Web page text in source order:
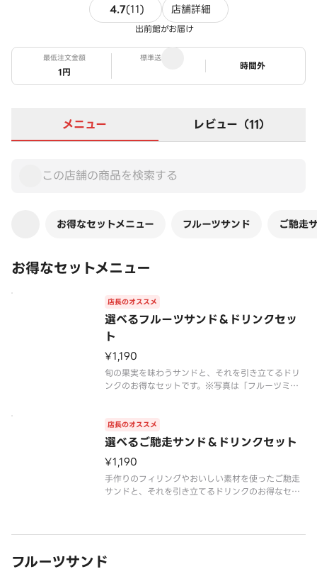
4.7(11)11件のレビュー
店舗詳細
出前館がお届け
最低注文金額
1円
標準送料
ステータス
時間外
メニュー レビュー（11）
お得なセットメニュー フルーツサンド ご馳走
お得なセットメニュー
選べるフルーツサンド＆ドリンクセッ
ト
店長のオススメ
¥1,190
旬の果実を味わうサンドと、それを引き立てるドリ
ンクのお得なセットです。※写真は「フルーツミッ
サンド」にフルーツは入っておりません。たっぷり
のクリームをサンドしたものです
選べるご馳走サンド＆ドリンクセット
店長のオススメ
¥1,190
手作りのフィリングやおいしい素材を使ったご馳走
サンドと、それを引き立てるドリンクのお得なセッ
フルーツサンド